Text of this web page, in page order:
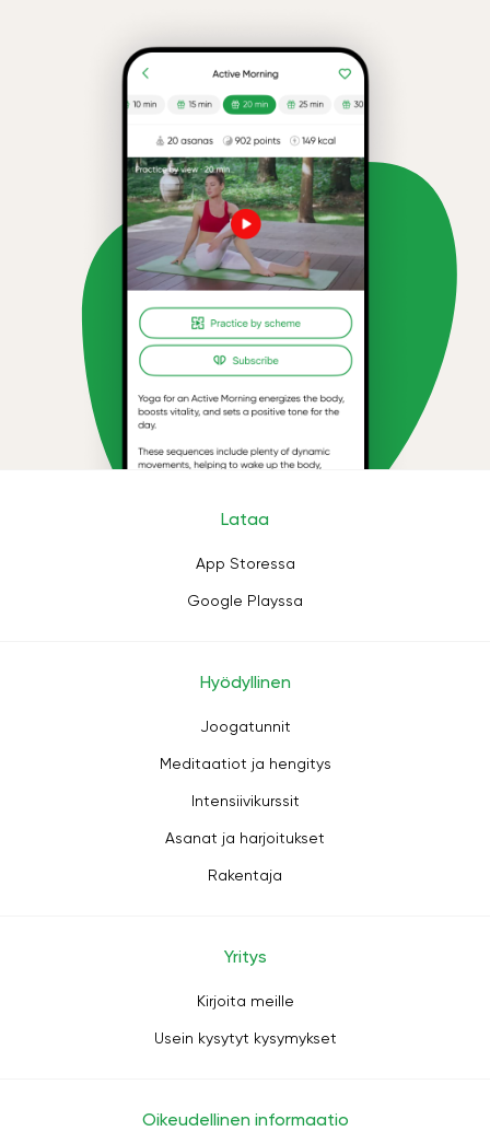
Lataa
App Storessa
Google Playssa
Hyödyllinen
Joogatunnit
Meditaatiot ja hengitys
Intensiivikurssit
Asanat ja harjoitukset
Rakentaja
Yritys
Kirjoita meille
Usein kysytyt kysymykset
Oikeudellinen informaatio